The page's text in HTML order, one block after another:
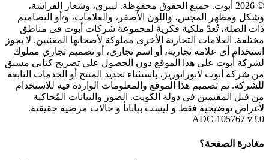
© 2026 أبوت. جميع الحقوق محفوظة. ليبري، وشعار الفراشة،
وشكل ومظهر المجس، واللون الأصفر، والعلامات، و/أو التصاميم
ذات الصلة، تُعدّ ملكية فكرية لمجموعة شركات أبوت في مناطق
مختلفة. العلامات التجارية الأخرى مملوكة لأصحابها المعنيين. لا يجوز
استخدام أي علامة تجارية، أو اسم تجاري، أو تصميم تجاري مملوك
لشركة أبوت على هذا الموقع دون الحصول على تصريح كتابي مسبق
من شركة أبوت لابوراتوريز، باستثناء تحديد المنتج أو الخدمات التابعة
للشركة. تم تصميم هذا الموقع والمعلومات الواردة فيه للاستخدام
من قبل المقيمين في دولة الكويت. الصور والبيانات المُحاكية
لأغراض توضيحية فقط و ليست بياناتأ و حالات مرضية حقيقية.
ADC-105767 v3.0
مغادرة الصفحة؟